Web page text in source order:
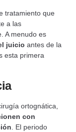
tratamiento que
a las
A menudo es
juicio antes de la
esta primera
ortognática,
con
. El periodo